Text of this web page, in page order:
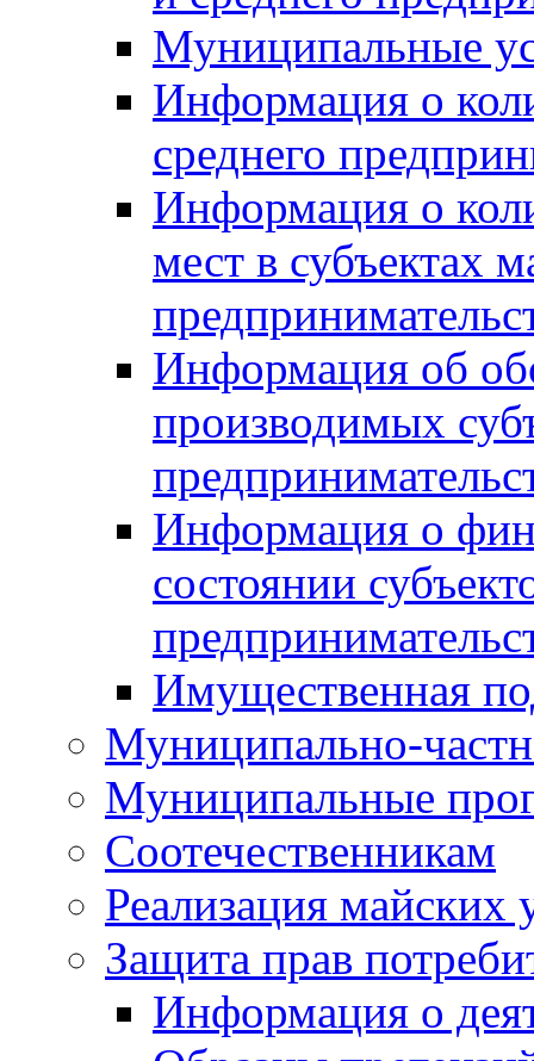
Муниципальные
Информация о
среднего
Информация о
мест в субъектах
Информация об
производимых
Информация о
состоянии
Имущественная
Муниципально-
Муниципальные
Соотечественникам
Реализация майских
Защита прав
Информация о